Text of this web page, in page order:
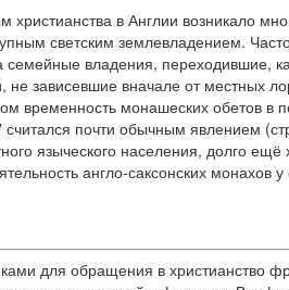
христианства в Англии возникало
светским землевладением.
семейные владения, переходившие,
не зависевшие вначале от местных
временность монашеских обетов в
почти обычным явлением
языческого населения, долго
англо-саксонских монахов
для обращения в христианство